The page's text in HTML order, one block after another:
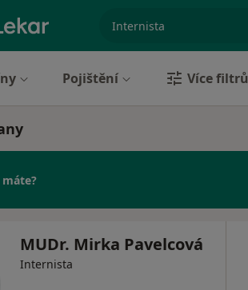
Pojištění Více filtrů
MUDr. Mirka Pavelcová
Internista